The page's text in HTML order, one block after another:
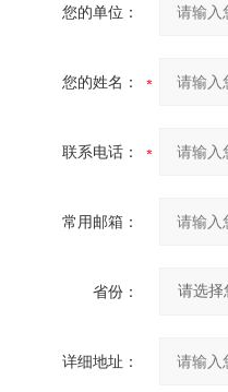
您的单位：
您的姓名：
联系电话：
常用邮箱：
省份：
详细地址：